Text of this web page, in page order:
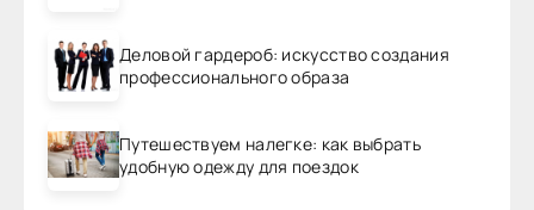
Деловой гардероб: искусство создания
профессионального образа
Путешествуем налегке: как выбрать
удобную одежду для поездок